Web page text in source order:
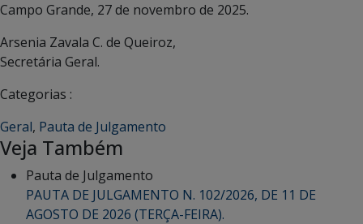
Campo Grande, 27 de novembro de 2025.
Arsenia Zavala C. de Queiroz,
Secretária Geral.
Categorias :
Geral, Pauta de Julgamento
Veja Também
Pauta de Julgamento
PAUTA DE JULGAMENTO N. 102/2026, DE 11 DE
AGOSTO DE 2026 (TERÇA-FEIRA).